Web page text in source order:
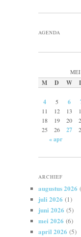
AGENDA
M D W
4 5 6
11
12 13
18
19 20
25
26 27
« apr
ARCHIEF
augustus 2026
juli 2026 (1)
juni 2026 (5)
mei 2026 (6)
april 2026 (5)